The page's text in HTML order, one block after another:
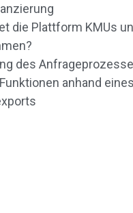
die Plattform KMUs
des
anhand eines